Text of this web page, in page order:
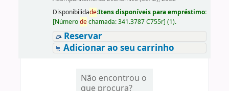
Disponibilidade:Itens disponíveis para empréstimo:
[Númerodechamada:341.3787 C755r] (1).
Reservar
Adicionar ao seu carrinho
Não encontrou o
que procura?